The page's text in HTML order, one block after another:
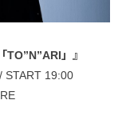
」』
START 19:00